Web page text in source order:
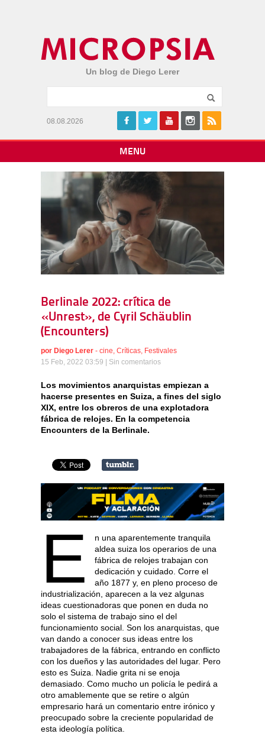
Un blog de Diego Lerer
08.08.2026
MENU
Berlinale 2022: crítica de
«Unrest», de Cyril Schäublin
(Encounters)
por Diego Lerer - cine, Críticas, Festivales
15 Feb, 2022 03:59 | Sin comentarios
Los movimientos anarquistas empiezan a
hacerse presentes en Suiza, a fines del siglo
XIX, entre los obreros de una explotadora
fábrica de relojes. En la competencia
Encounters de la Berlinale.
E
n una aparentemente tranquila
aldea suiza los operarios de una
fábrica de relojes trabajan con
dedicación y cuidado. Corre el
año 1877 y, en pleno proceso de
industrialización, aparecen a la vez algunas
ideas cuestionadoras que ponen en duda no
solo el sistema de trabajo sino el del
funcionamiento social. Son los anarquistas, que
van dando a conocer sus ideas entre los
trabajadores de la fábrica, entrando en conflicto
con los dueños y las autoridades del lugar. Pero
esto es Suiza. Nadie grita ni se enoja
demasiado. Como mucho un policía le pedirá a
otro amablemente que se retire o algún
empresario hará un comentario entre irónico y
preocupado sobre la creciente popularidad de
esta ideología política.